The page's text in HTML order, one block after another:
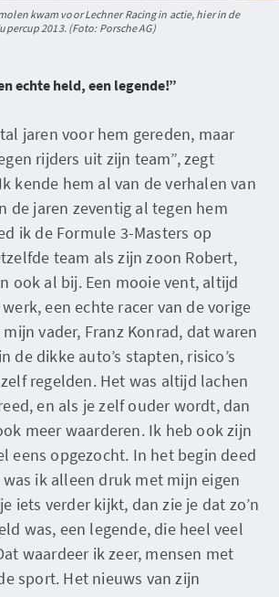
kwam voor Lechner Racing in actie, hier in de
2013. (Foto: Porsche AG)
echte held, een legende!”
jaren voor hem gereden, maar
rijders uit zijn team”, zegt
kende hem al van de verhalen van
de jaren zeventig al tegen hem
ik de Formule 3-Masters op
team als zijn zoon Robert,
ook al bij. Een mooie vent, altijd
een echte racer van de vorige
vader, Franz Konrad, dat waren
de dikke auto’s stapten, risico’s
regelden. Het was altijd lachen
en als je zelf ouder wordt, dan
meer waarderen. Ik heb ook zijn
eens opgezocht. In het begin deed
ik alleen druk met mijn eigen
iets verder kijkt, dan zie je dat zo’n
was, een legende, die heel veel
waardeer ik zeer, mensen met
sport. Het nieuws van zijn